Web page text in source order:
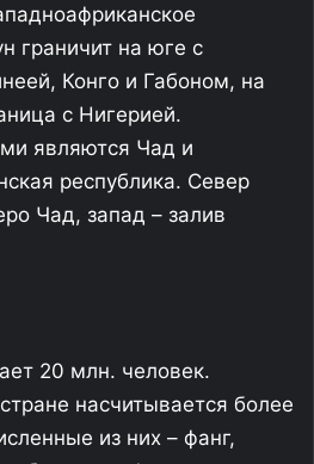
граничит на юге с
Конго и Габоном, на
с Нигерией.
являются Чад и
республика. Север
Чад, запад – залив
20 млн. человек.
насчитывается более
из них – фанг,